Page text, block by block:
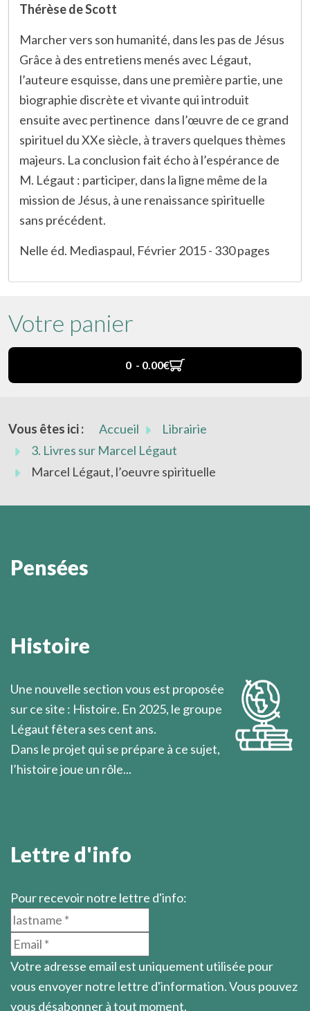
Thérèse de Scott
Marcher vers son humanité, dans les pas de Jésus
Grâce à des entretiens menés avec Légaut,
l’auteure esquisse, dans une première partie, une
biographie discrète et vivante qui introduit
ensuite avec pertinence dans l’œuvre de ce grand
spirituel du XXe siècle, à travers quelques thèmes
majeurs. La conclusion fait écho à l’espérance de
M. Légaut : participer, dans la ligne même de la
mission de Jésus, à une renaissance spirituelle
sans précédent.
Nelle éd. Mediaspaul, Février 2015 - 330 pages
Votre panier
0 - 0.00‎€
Vous êtes ici : Accueil
Librairie
3. Livres sur Marcel Légaut
Marcel Légaut, l’oeuvre spirituelle
Pensées
solidarité humaine devant la mort, quand celle-ci
Marcel Légaut
Histoire
Une nouvelle section vous est proposée
sur ce site : Histoire. En 2025, le groupe
Légaut fêtera ses cent ans.
Dans le projet qui se prépare à ce sujet,
l’histoire joue un rôle...
Lettre d'info
Pour recevoir notre lettre d'info:
Votre adresse email est uniquement utilisée pour
vous envoyer notre lettre d'information. Vous pouvez
vous désabonner à tout moment.